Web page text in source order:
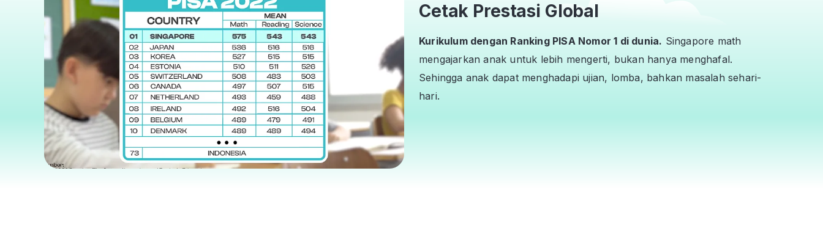
Cetak Prestasi Global
Kurikulum dengan Ranking PISA Nomor 1 di dunia. Singapore math
mengajarkan anak untuk lebih mengerti, bukan hanya menghafal.
Sehingga anak dapat menghadapi ujian, lomba, bahkan masalah sehari-
hari.